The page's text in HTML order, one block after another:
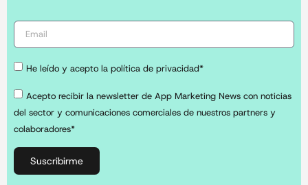
He leído y acepto la política de privacidad*
Acepto recibir la newsletter de App Marketing News con noticias
del sector y comunicaciones comerciales de nuestros partners y
colaboradores*
Suscribirme